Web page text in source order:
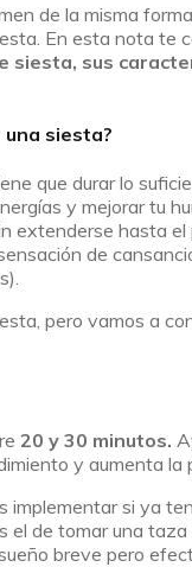
de la misma
En esta nota te
siesta, sus
una siesta?
que durar lo
y mejorar tu
extenderse hasta el
de
pero vamos a
20 y 30 minutos.
y aumenta la
implementar si ya
el de tomar una
breve pero